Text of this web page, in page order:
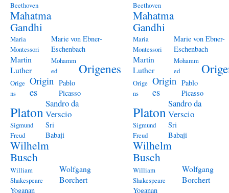
Beethoven
Mahatma
Gandhi
Maria
Montessori
Marie von Ebner-
Eschenbach
Martin
Luther
Mohamm
ed
Origenes
Orige
ns
Origin
es
Pablo
Picasso
Platon
Sandro da
Verscio
Sigmund
Freud
Sri
Babaji
Wilhelm
Busch
William
Shakespeare
Wolfgang
Borchert
Yoganan
Beethoven
Mahatma
Gandhi
Maria
Montessori
Marie von Ebner-
Eschenbach
Martin
Luther
Mohamm
ed
Orige
ns
Origin
es
Pablo
Picasso
Platon
Sandro da
Verscio
Sigmund
Freud
Sri
Babaji
Wilhelm
Busch
William
Shakespeare
Wolfgang
Borchert
Yoganan